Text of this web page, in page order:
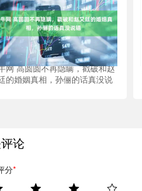
网 高圆圆不再隐瞒，戳破和赵
的婚姻真相，孙俪的话真没说
论
分*